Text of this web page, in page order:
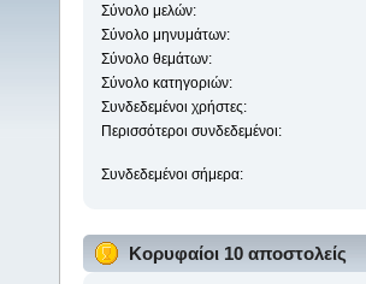
Σύνολο μελών:
Σύνολο μηνυμάτων:
Σύνολο θεμάτων:
Σύνολο κατηγοριών:
Συνδεδεμένοι χρήστες:
Περισσότεροι συνδεδεμένοι:
Συνδεδεμένοι σήμερα:
Κορυφαίοι 10 αποστολείς